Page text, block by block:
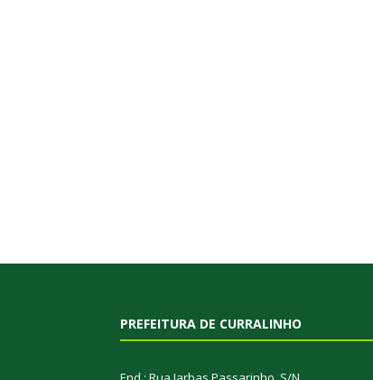
PREFEITURA DE CURRALINHO